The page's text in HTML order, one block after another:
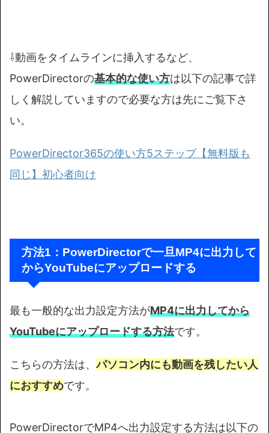
⇩動画をタイムラインに挿入するなど、
PowerDirectorの基本的な使い方は以下の記事で詳
しく解説していますので必要な方は先にご覧下さ
い。
PowerDirector365の使い方5ステップ【無料版も
同じ】初心者向け
方法1：PowerDirectorで一旦MP4に出力して
からYouTubeにアップロードする
最も一般的な出力設定方法がMP4に出力してから
YouTubeにアップロードする方法です。
こちらの方法は、パソコン内にも動画を残したい人
におすすめです。
PowerDirectorでMP4へ出力設定する方法は以下の